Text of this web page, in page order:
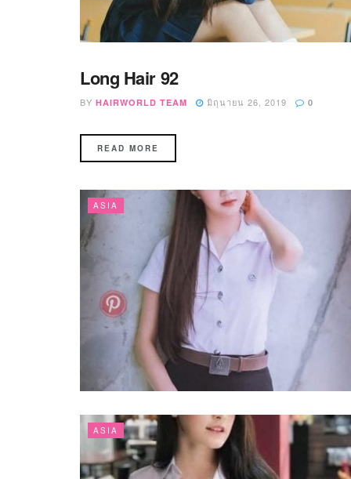
ASIA
Long Hair 92
BY HAIRWORLD TEAM มิถุนายน 26, 2019 0
READ MORE
ASIA
ASIA